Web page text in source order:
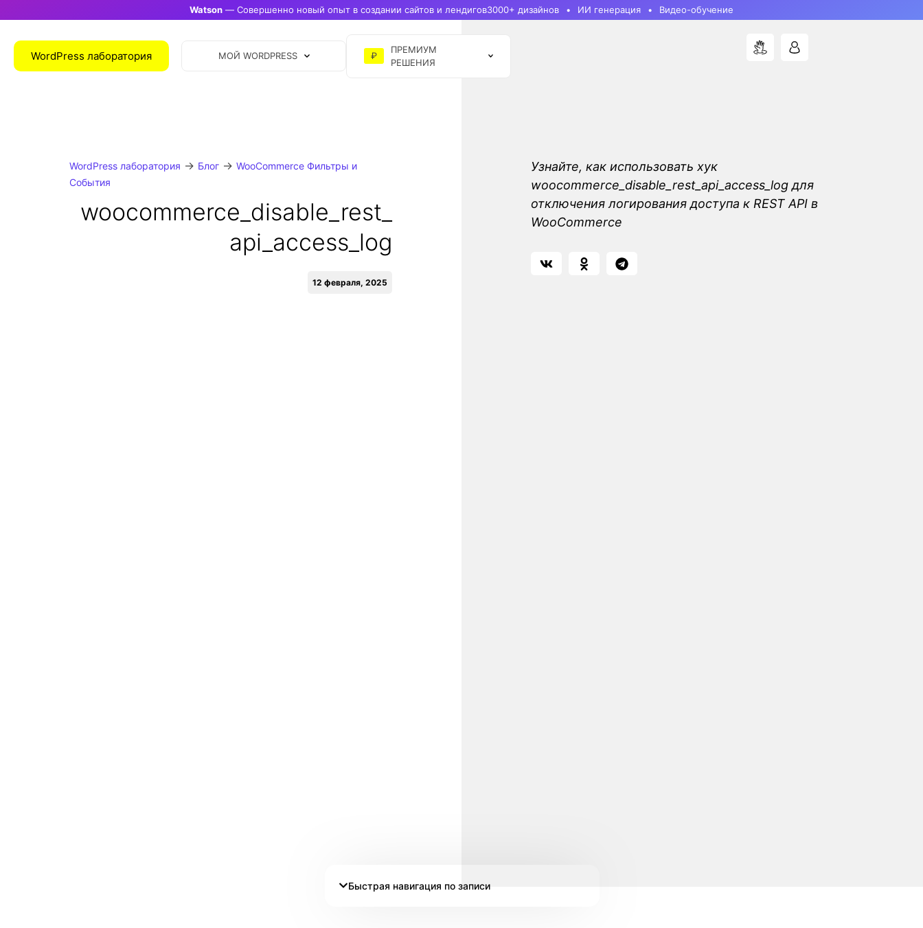
Watson — Совершенно новый опыт в создании сайтов и лендигов3000+ дизайнов ИИ генерация Видео-обучение
WordPress лаборатория МОЙ WORDPRESS ₽
ПРЕМИУМ
РЕШЕНИЯ
WordPress лаборатория → Блог→ WooCommerce Фильтры и
События
woocommerce_disable_rest_
api_access_log
12 февраля, 2025
Узнайте, как использовать хук
woocommerce_disable_rest_api_access_log для
отключения логирования доступа к REST API в
WooCommerce
Быстрая навигация по записи